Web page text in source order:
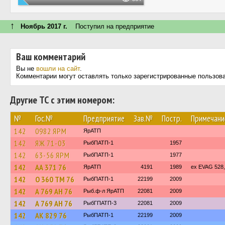
↑ Ноябрь 2017 г. Поступил на предприятие
Ваш комментарий
Вы не вошли на сайт.
Комментарии могут оставлять только зарегистрированные
Другие ТС с этим номером:
№ Гос.№ Предприятие Зав.№ Постр.
142 0982 ЯРМ ЯрАТП
142 ЯЖ 71-03 РыбПАТП-1 1957
142 63-56 ЯРМ РыбПАТП-1 1977
142 АА 371 76 ЯрАТП 4191 1989 ex EVAG
142 О 360 ТМ 76 РыбПАТП-1 22199 2009
142 А 769 АН 76 Рыб.ф-л ЯрАТП 22081 2009
142 А 769 АН 76 РыбГПАТП-3 22081 2009
142 АК 829 76 РыбПАТП-1 22199 2009